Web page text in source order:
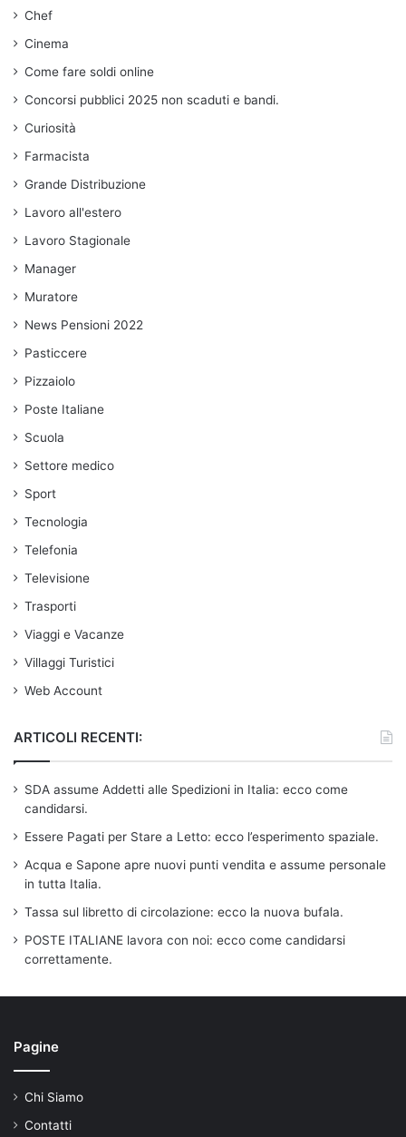
Chef
Cinema
Come fare soldi online
Concorsi pubblici 2025 non scaduti e bandi.
Curiosità
Farmacista
Grande Distribuzione
Lavoro all'estero
Lavoro Stagionale
Manager
Muratore
News Pensioni 2022
Pasticcere
Pizzaiolo
Poste Italiane
Scuola
Settore medico
Sport
Tecnologia
Telefonia
Televisione
Trasporti
Viaggi e Vacanze
Villaggi Turistici
Web Account
ARTICOLI RECENTI:
SDA assume Addetti alle Spedizioni in Italia: ecco come
candidarsi.
Essere Pagati per Stare a Letto: ecco l’esperimento spaziale.
Acqua e Sapone apre nuovi punti vendita e assume personale
in tutta Italia.
Tassa sul libretto di circolazione: ecco la nuova bufala.
POSTE ITALIANE lavora con noi: ecco come candidarsi
correttamente.
Pagine
Chi Siamo
Contatti